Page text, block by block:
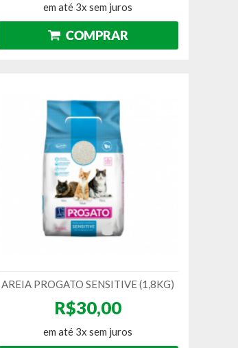
em até 3x sem juros
AREIA PROGATO SENSITIVE (1,8KG)
R$30,00
em até 3x sem juros